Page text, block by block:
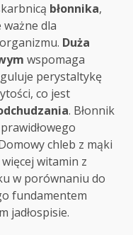
błonnika,
dla
Duża
wspomaga
perystaltykę
co jest
. Błonnik
chleb z mąki
witamin z
w porównaniu do
fundamentem
jadłospisie.